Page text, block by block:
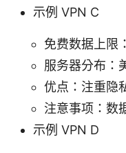
示例 VPN C
免费数据上限
服务器分布：
优点：注重隐
注意事项：数
示例 VPN D